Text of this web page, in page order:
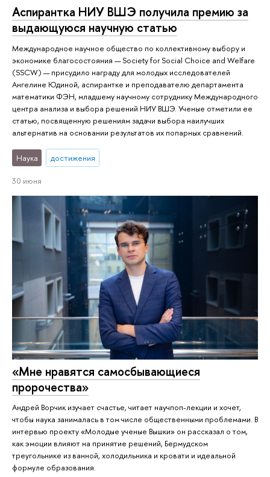
Аспирантка НИУ ВШЭ получила премию за
выдающуюся научную статью
Международное научное общество по коллективному выбору и
экономике благосостояния — Society for Social Choice and Welfare
(SSCW) — присудило награду для молодых исследователей
Ангелине Юдиной, аспирантке и преподавателю департамента
математики ФЭН, младшему научному сотруднику Международного
центра анализа и выбора решений НИУ ВШЭ. Ученые отметили ее
статью, посвященную решениям задачи выбора наилучших
альтернатив на основании результатов их попарных сравнений.
Наука достижения
30 июня
«Мне нравятся самосбывающиеся
пророчества»
Андрей Ворчик изучает счастье, читает научпоп-лекции и хочет,
чтобы наука занималась в том числе общественными проблемами. В
интервью проекту «Молодые ученые Вышки» он рассказал о том,
как эмоции влияют на принятие решений, Бермудском
треугольнике из ванной, холодильника и кровати и идеальной
формуле образования.